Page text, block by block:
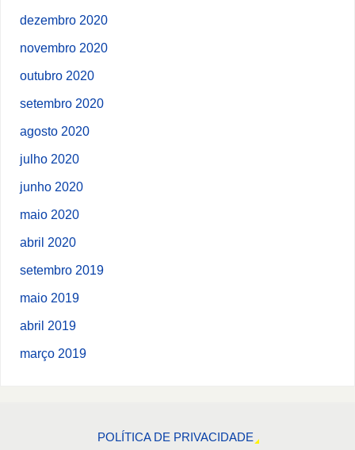
dezembro 2020
novembro 2020
outubro 2020
setembro 2020
agosto 2020
julho 2020
junho 2020
maio 2020
abril 2020
setembro 2019
maio 2019
abril 2019
março 2019
POLÍTICA DE PRIVACIDADE